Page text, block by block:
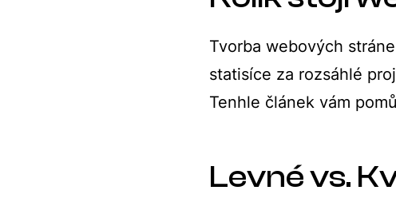
Tvorba webových
statisíce za rozsáhlé
Tenhle článek vám
Levné vs.